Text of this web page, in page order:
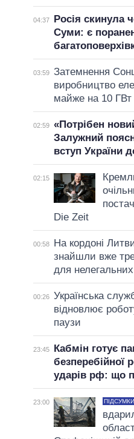
04:37
Росія скинула
Суми: є
03:59 Затемнення
виробництво
майже на 10 ГВт
02:59 «Потрібен
Залужний
вступ України
02:15
Die Zeit
00:58
На кордоні
знайшли вже
для нелегальних
00:26 Українська
відновлює
паузи
23:45
Кабмін готує
безперебійної
ударів рф: що
23:00 ПІДСУМКИ